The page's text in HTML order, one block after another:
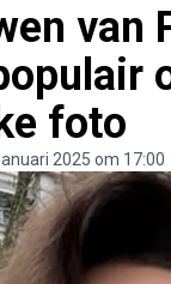
foto
2025 om 17:00